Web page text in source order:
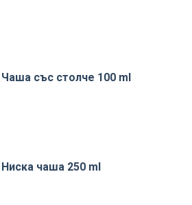
Чаша със столче 100 ml
Ниска чаша 250 ml